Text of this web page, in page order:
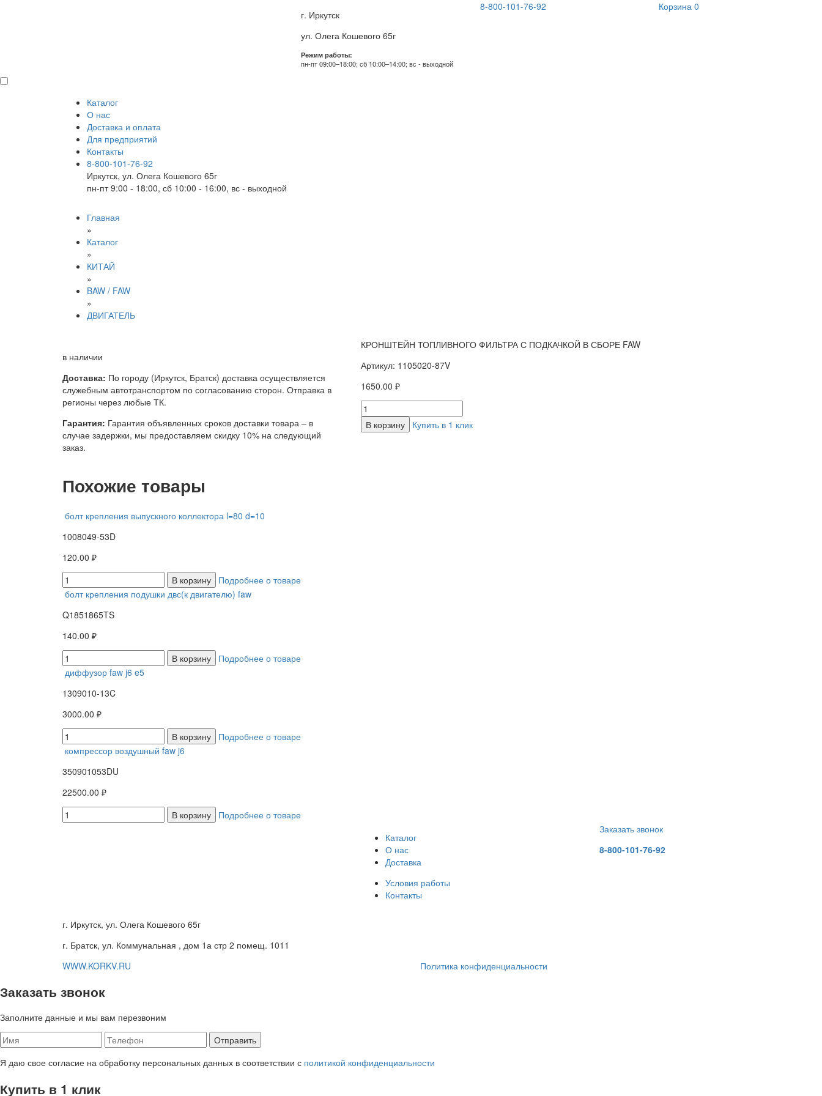
г. Иркутск
ул. Олега Кошевого 65г
Режим работы:
пн-пт 09:00–18:00; сб 10:00–14:00; вс - выходной
8-800-101-76-92 Корзина 0
Каталог
О нас
Доставка и оплата
Для предприятий
Контакты
8-800-101-76-92
Иркутск, ул. Олега Кошевого 65г
пн-пт 9:00 - 18:00, сб 10:00 - 16:00, вс - выходной
Главная
»
Каталог
»
КИТАЙ
»
BAW / FAW
»
ДВИГАТЕЛЬ
в наличии
Доставка: По городу (Иркутск, Братск) доставка осуществляется
служебным автотранспортом по согласованию сторон. Отправка в
регионы через любые ТК.
Гарантия: Гарантия объявленных сроков доставки товара – в
случае задержки, мы предоставляем скидку 10% на следующий
заказ.
КРОНШТЕЙН ТОПЛИВНОГО ФИЛЬТРА С ПОДКАЧКОЙ В СБОРЕ FAW
Артикул: 1105020-87V
1650.00 ₽
В корзину Купить в 1 клик
Похожие товары
болт крепления выпускного коллектора l=80 d=10
1008049-53D
120.00 ₽
В корзину
Подробнее о товаре
болт крепления подушки двс(к двигателю) faw
Q1851865TS
140.00 ₽
В корзину
Подробнее о товаре
диффузор faw j6 e5
1309010-13C
3000.00 ₽
В корзину
Подробнее о товаре
компрессор воздушный faw j6
350901053DU
22500.00 ₽
В корзину
Подробнее о товаре
Каталог
О нас
Доставка
Условия работы
Контакты
Заказать звонок
8-800-101-76-92
г. Иркутск, ул. Олега Кошевого 65г
г. Братск, ул. Коммунальная , дом 1а стр 2 помещ. 1011
WWW.KORKV.RU
Политика конфиденциальности
Заказать звонок
Заполните данные и мы вам перезвоним
Я даю свое согласие на обработку персональных данных в соответствии с политикой конфиденциальности
Купить в 1 клик